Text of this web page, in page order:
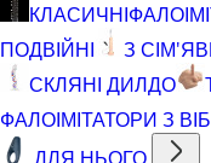
КЛАСИЧНІ
ПОДВІЙНІ
З
СКЛЯНІ ДИЛДО
ФАЛОІМІТАТОРИ З